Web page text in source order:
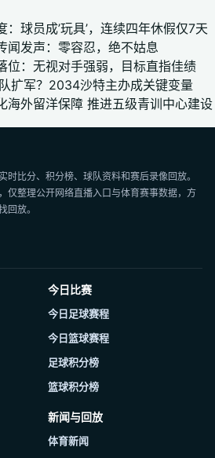
球员成’玩具’，连续四年休假仅7天
闻发声：零容忍，绝不姑息
位：无视对手强弱，目标直指佳绩
扩军？2034沙特主办成关键变量
海外留洋保障 推进五级青训中心建设
时比分、积分榜、球队资料和赛后录像回放。
仅整理公开网络直播入口与体育赛事数据，方
回放。
今日比赛
今日足球赛程
今日篮球赛程
足球积分榜
篮球积分榜
新闻与回放
体育新闻